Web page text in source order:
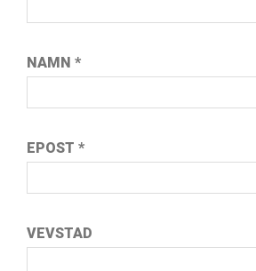
NAMN *
EPOST *
VEVSTAD